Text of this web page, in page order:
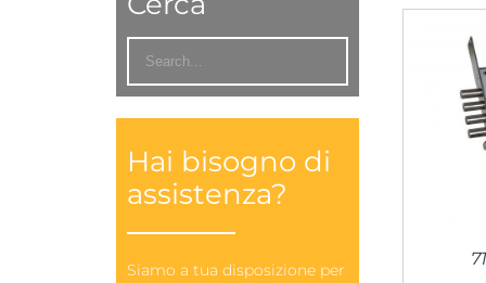
Hai bisogno di
assistenza?
Siamo a tua disposizione per